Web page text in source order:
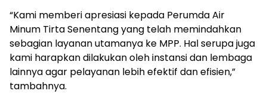
“Kami memberi apresiasi kepada Perumda Air
Minum Tirta Senentang yang telah memindahkan
sebagian layanan utamanya ke MPP. Hal serupa juga
kami harapkan dilakukan oleh instansi dan lembaga
lainnya agar pelayanan lebih efektif dan efisien,”
tambahnya.